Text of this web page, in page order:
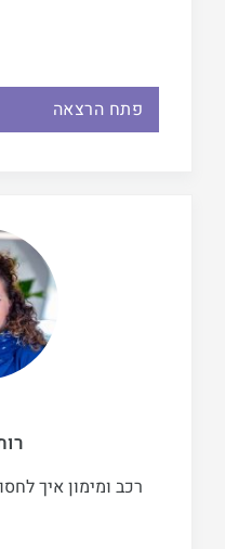
פתח הרצאה
רכב ומימון איך